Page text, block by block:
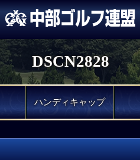
DSCN2828
ハンディキャップ